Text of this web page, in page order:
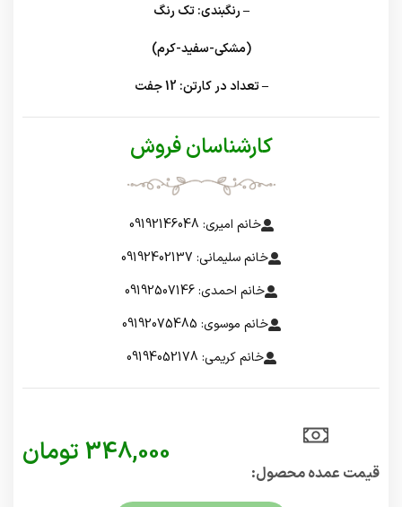
– رنگبندی: تک رنگ
(مشکی-سفید-کرم)
– تعداد در کارتن: 12 جفت
کارشناسان فروش
خانم امیری: 09192146048
خانم سلیمانی: 09192402137
خانم احمدی: 09192507146
خانم موسوی: 09192075485
خانم کریمی: 09194052178
قیمت عمده محصول:​
348,000 تومان